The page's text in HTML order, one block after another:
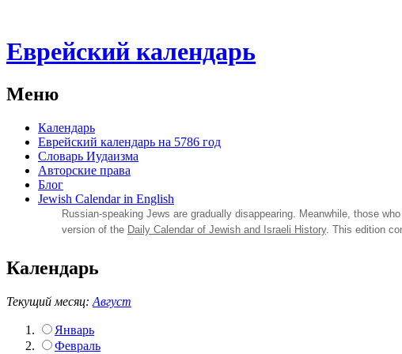
Еврейский календарь
Меню
Календарь
Еврейский календарь на 5786 год
Словарь Иудаизма
Авторские права
Блог
Jewish Calendar in English
Russian‑speaking Jews are gradually disappearing. Meanwhile, those
version of the Daily Calendar of Jewish and Israeli History. This edition
Календарь
Текущий месяц: Август
Январь
Февраль